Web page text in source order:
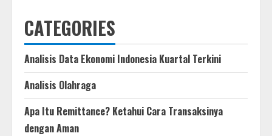
CATEGORIES
Analisis Data Ekonomi Indonesia Kuartal Terkini
Analisis Olahraga
Apa Itu Remittance? Ketahui Cara Transaksinya
dengan Aman